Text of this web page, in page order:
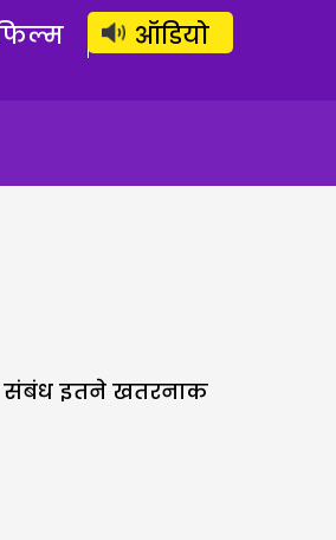
सब्सक्राइब करें
ऑडियो
संबंध इतने खतरनाक